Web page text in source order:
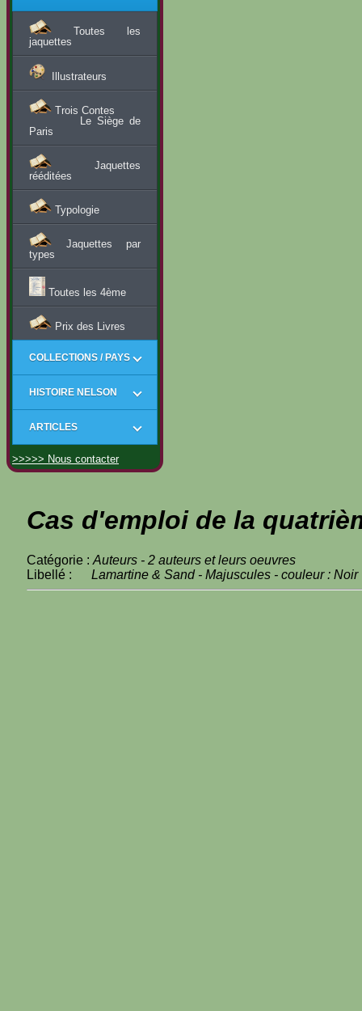
Toutes les
jaquettes
Illustrateurs
Trois Contes
Le Siège de
Paris
Jaquettes
rééditées
Typologie
Jaquettes par
types
Toutes les 4ème
Prix des Livres
COLLECTIONS / PAYS
HISTOIRE NELSON
ARTICLES
>>>>> Nous contacter
Cas d'emploi de la
Catégorie : Auteurs - 2 auteurs et leurs oeuvres
Libellé : Lamartine & Sand - Majuscules - couleur : Noir